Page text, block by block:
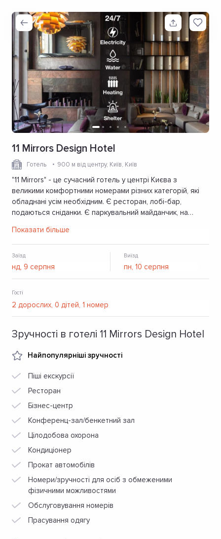
11 Mirrors Design Hotel
Готель 900 м від центру, Київ, Київ
"11 Mirrors" - це сучасний готель у центрі Києва з
великими комфортними номерами різних категорій, які
обладнані усім необхідним. Є ресторан, лобі-бар,
подаються сніданки. Є паркувальний майданчик, на
Показати більше
Заїзд Виїзд
Гості
Зручності в готелі 11 Mirrors Design Hotel
Найпопулярніші зручності
Піші екскурсії
Ресторан
Бізнес-центр
Конференц-зал/бенкетний зал
Цілодобова охорона
Кондиціонер
Прокат автомобілів
Номери/зручності для осіб з обмеженими
фізичними можливостями
Обслуговування номерів
Прасування одягу